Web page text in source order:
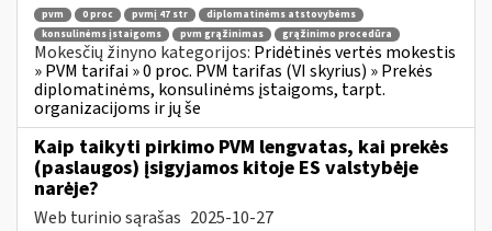
pvm 0 proc pvmį 47 str
diplomatinėms atstovybėms
konsulinėms įstaigoms
pvm grąžinimas grąžinimo procedūra
Mokesčių žinyno kategorijos: Pridėtinės vertės mokestis
» PVM tarifai » 0 proc. PVM tarifas (VI skyrius) » Prekės
diplomatinėms, konsulinėms įstaigoms, tarpt.
organizacijoms ir jų še
Kaip taikyti pirkimo PVM lengvatas, kai prekės
(paslaugos) įsigyjamos kitoje ES valstybėje
narėje?
Web turinio sąrašas 2025-10-27